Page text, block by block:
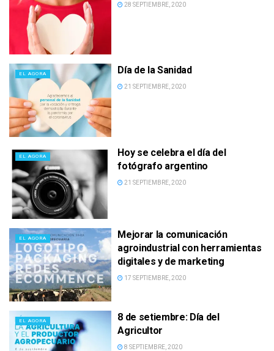
28 SEPTIEMBRE, 2020
EL AGORA Día de la Sanidad
21 SEPTIEMBRE, 2020
EL AGORA
Hoy se celebra el día del
fotógrafo argentino
21 SEPTIEMBRE, 2020
EL AGORA
Mejorar la comunicación
agroindustrial con herramientas
digitales y de marketing
17 SEPTIEMBRE, 2020
EL AGORA
8 de setiembre: Día del
Agricultor
8 SEPTIEMBRE, 2020